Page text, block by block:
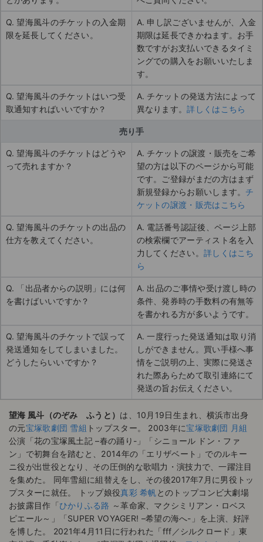
Q. 望海風斗のチケットの入金期
限を延長してください。
A. 申し訳ございませんが、入金
期限は延長できかねます。お手
数ですがお支払いできるタイミ
ングでの購入をお願いいたしま
す。
Q. 望海風斗のチケットはいつ受
取通知すればいいですか？
A. チケットの発送方法によって
異なります。詳しくはこちら
売り手
Q. 望海風斗のチケットはどうや
って売れますか？
A. チケットの譲渡・販売をご希
望の方は以下のページから可能
です。ご登録がまだの方はまず
新規登録からお願いします。 チ
ケットの譲渡・販売はこちら
Q. 望海風斗のチケットの出品の
仕方を教えてください。
A. 電話番号認証後、ページ上部
の検索欄でアーティスト名を入
力してください。 詳しくはこち
ら
Q. 「出品者からの説明」には何
を書けばいいですか？
A. 出品のご事情や受け渡し時の
条件、発券時の手数料の有無等
を書かれる方が多いようです。
Q. 望海風斗のチケットで誤って
発送通知をしてしまいました。
どうしたらいいですか？
A. 一度行った発送通知は取り消
しができません。買い手様へ事
情をご説明の上、実際に発送さ
れた際あらためて取引連絡にて
発送の旨お伝えください。
望海 風斗（のぞみ ふうと） は、10月19日生まれ、横浜市出身
の元宝塚歌劇団 雪組 トップスター。 2003年に宝塚歌劇団 月組
公演「花の宝塚風土記 –春の踊り-」「シニョール ドン・ファ
ン」で初舞台を踏むと、2014年の「エリザベート」でのルキー
ニ役が出世役となり、その圧倒的な歌唱力・演技力で、一躍注目
を集めた。 同年雪組に組替えをし、その後2017年7月に男役トッ
プスターに就任。 トップ娘役真彩 希帆とのトップコンビ大劇場
お披露目作「ひかりふる路 ～革命家、マクシミリアン・ロベス
ピエール～」「SUPER VOYAGER! –希望の海へ-」を上演、好評
を博した。 2021年4月11日に行われた「fff／シルクロード」東